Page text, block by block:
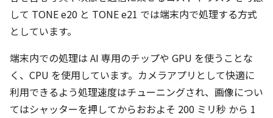
して TONE e20 と TONE e21 では端末内で処理する方式
としています。
端末内での処理は AI 専用のチップや GPU を使うことな
く、CPU を使用しています。カメラアプリとして快適に
利用できるよう処理速度はチューニングされ、画像につい
てはシャッターを押してからおおよそ 200 ミリ秒 から 1